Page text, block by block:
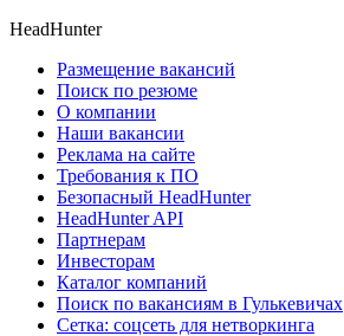
HeadHunter
Размещение вакансий
Поиск по резюме
О компании
Наши вакансии
Реклама на сайте
Требования к ПО
Безопасный HeadHunter
HeadHunter API
Партнерам
Инвесторам
Каталог компаний
Поиск по вакансиям в Гулькевичах
Сетка: соцсеть для нетворкинга